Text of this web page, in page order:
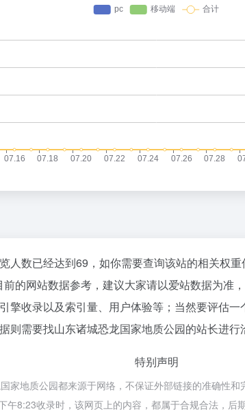
人数已经达到69，如你需要查询该站的相关权
的网站数据参考，建议大家请以爱站数据为准
擎收录以及索引量、用户体验等；当然要评估
则需要找山东诸城恐龙国家地质公园的站长进行
特别声明
家地质公园都来源于网络，不保证外部链接的准确性
午8:23收录时，该网页上的内容，都属于合规合法，后